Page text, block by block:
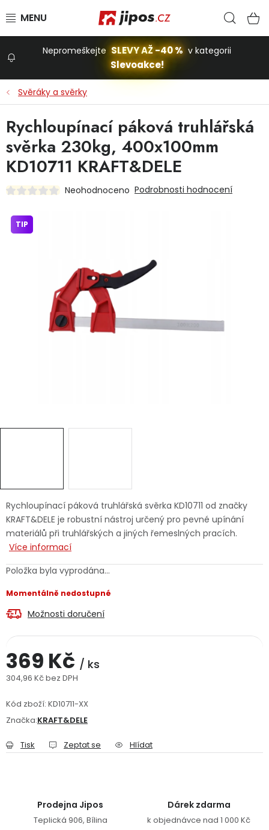
Stavba a dům
Dílna
Dětská hřiště
Autodoplňky
Jaký je aktuální stav mé objednávky?
Servis nářadí Hodnocení obchodu
Reklamační formulář
Obchodní podmínky Reklamační řád
Nepromeškejte SLEVY AŽ -40 % v kategorii
Slevoakce!
Svěráky a svěrky
Rychloupínací páková truhlářská svěrka KD10711 od značky
KRAFT&DELE je robustní nástroj určený pro pevné upínání
materiálů při truhlářských a jiných řemeslných pracích.
Více informací
Položka byla vyprodána…
Momentálně nedostupné
Možnosti doručení
369 Kč / ks
304,96 Kč bez DPH
Kód zboží: KD10711-XX
Značka:KRAFT&DELE
Tisk Zeptat se Hlídat
Rychloupínací páková truhlářská
svěrka 230kg, 400x100mm
KD10711 KRAFT&DELE
Neohodnoceno Podrobnosti hodnocení
TIP
Prodejna Jipos
Teplická 906, Bílina
Dárek zdarma
k objednávce nad 1 000 Kč